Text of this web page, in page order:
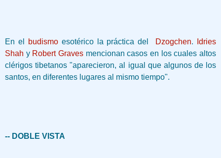
En el budismoesotérico la práctica del Dzogchen.
Idries
Shah y Robert Graves mencionan casos en los cuales altos
clérigos tibetanos "aparecieron, al igual que algunos de los
santos, en diferentes lugares al mismo tiempo".
-- DOBLE VISTA